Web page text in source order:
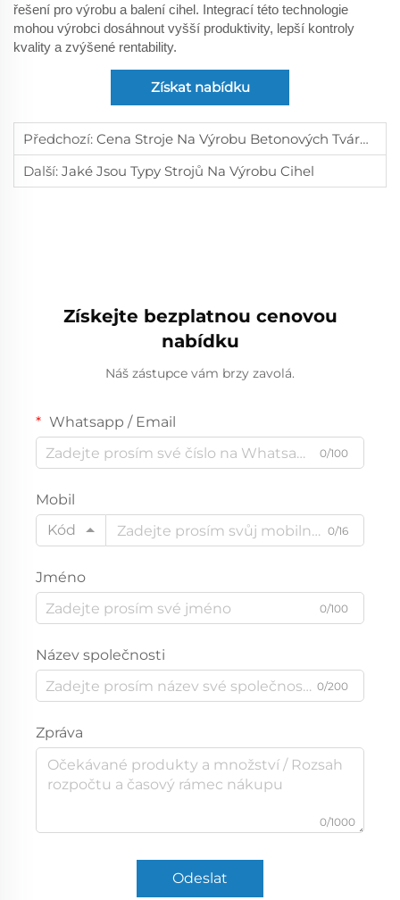
řešení pro výrobu a balení cihel. Integrací této technologie
mohou výrobci dosáhnout vyšší produktivity, lepší kontroly
kvality a zvýšené rentability.
Získat nabídku
Předchozí: Cena Stroje Na Výrobu Betonových Tvárnic V Ugandě
Další: Jaké Jsou Typy Strojů Na Výrobu Cihel
Získejte bezplatnou cenovou
nabídku
Náš zástupce vám brzy zavolá.
Whatsapp / Email
0/100
Mobil
Kód
0/16
Jméno
0/100
Název společnosti
0/200
Zpráva
0/1000
Odeslat